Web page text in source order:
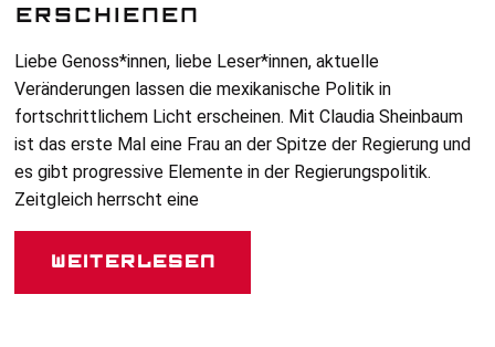
ERSCHIENEN
Liebe Genoss*innen, liebe Leser*innen, aktuelle
Veränderungen lassen die mexikanische Politik in
fortschrittlichem Licht erscheinen. Mit Claudia Sheinbaum
ist das erste Mal eine Frau an der Spitze der Regierung und
es gibt progressive Elemente in der Regierungspolitik.
Zeitgleich herrscht eine
Weiterlesen